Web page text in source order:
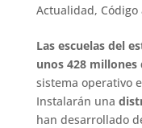
Actualidad,
Las escuelas del
unos 428
sistema operativo
Instalarán una
han desarrollado